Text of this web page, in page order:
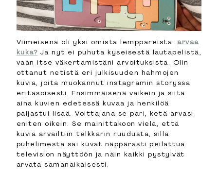
Viimeisenä oli yksi omista lemppareista: arvaa
kuka? Ja nyt ei puhuta kyseisestä lautapelistä,
vaan itse väkertämistäni arvoituksista. Olin
ottanut netistä eri julkisuuden hahmojen
kuvia, joita muokannut instagramin storyssä
eritasoisesti. Ensimmäisenä vaikein ja siitä
aina kuvien edetessä kuvaa ja henkilöä
paljastui lisää. Voittajana se pari, ketä arvasi
eniten oikein. Se mainittakoon vielä, että
kuvia arvailtiin telkkarin ruudusta, sillä
puhelimesta sai kuvat näppärästi peilattua
television näyttöön ja näin kaikki pystyivät
arvata samanaikaisesti.